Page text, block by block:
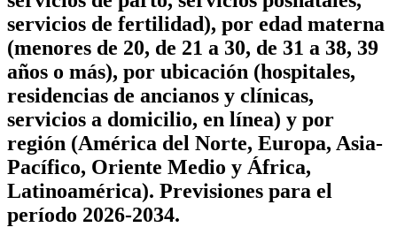
servicios de fertilidad), por edad materna
(menores de 20, de 21 a 30, de 31 a 38, 39
años o más), por ubicación (hospitales,
residencias de ancianos y clínicas,
servicios a domicilio, en línea) y por
región (América del Norte, Europa, Asia-
Pacífico, Oriente Medio y África,
Latinoamérica). Previsiones para el
período 2026-2034.